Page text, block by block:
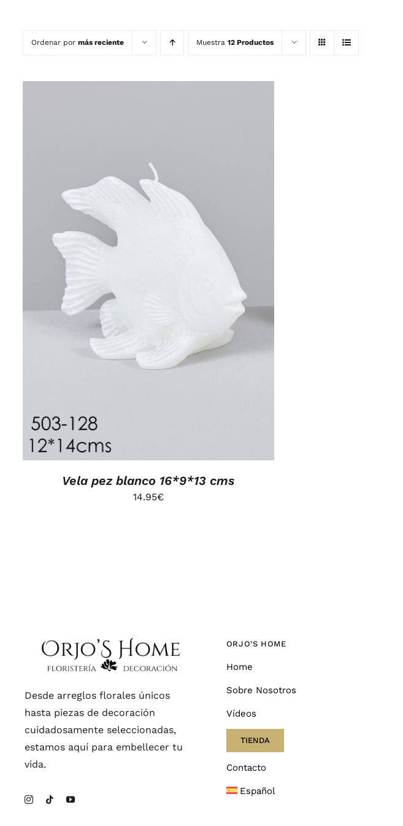
Ordenar por más reciente Muestra 12 Productos
Vela pez blanco 16*9*13 cms
14.95€
Desde arreglos florales únicos
hasta piezas de decoración
cuidadosamente seleccionadas,
estamos aquí para embellecer tu
vida.
ORJO’S HOME
Home
Sobre Nosotros
Vídeos
TIENDA
Contacto
Español